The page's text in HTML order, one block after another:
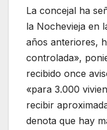
La concejal ha
la Nochevieja en
años anteriores,
controlada»,
recibido once
«para 3.000
recibir
denota que hay